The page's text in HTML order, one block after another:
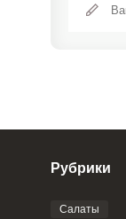
Рубрики
Салаты